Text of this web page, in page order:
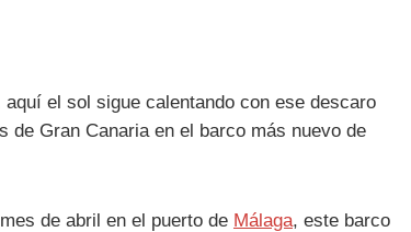
el sol sigue calentando con ese descaro
de Gran Canaria en el barco más nuevo de
de abril en el puerto de Málaga, este barco